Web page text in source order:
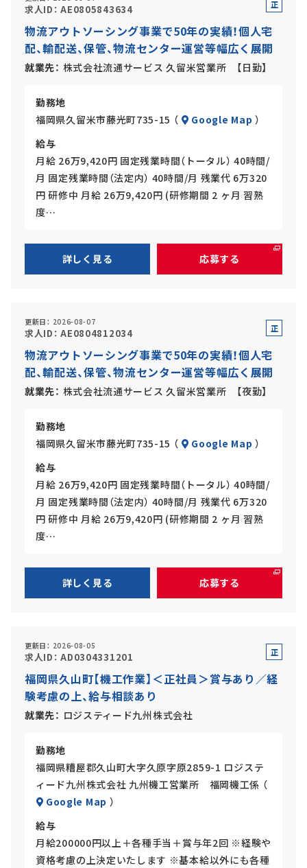
求人ID AE0805843634
正
員
物流アウトソーシング事業で50年の実績！個人宅
配、輸配送、保管、物流センター運営等幅広く展開
就業先 株式会社流通サービス 久留米営業所 【日勤】
勤務地
福岡県久留米市藤光町735-15 （
Google Map ）
給与
月給 26万9,420円 固定残業時間（トータル） 40時間/
月 固定残業時間（法定内） 40時間/月 残業代 6万320
円 研修中 月給 26万9,420円 (研修期間 2 ヶ月 習熟
度…
詳しく見る 応募する
更新日 2026-08-07
求人ID AE0804812034
正
員
物流アウトソーシング事業で50年の実績！個人宅
配、輸配送、保管、物流センター運営等幅広く展開
就業先 株式会社流通サービス 久留米営業所 【夜勤】
勤務地
福岡県久留米市藤光町735-15 （
Google Map ）
給与
月給 26万9,420円 固定残業時間（トータル） 40時間/
月 固定残業時間（法定内） 40時間/月 残業代 6万320
円 研修中 月給 26万9,420円 (研修期間 2 ヶ月 習熟
度…
詳しく見る 応募する
更新日 2026-08-05
求人ID AD0304331201
正
員
福岡県久山町【機工作業】＜正社員＞賞与あり／経
験考慮の上、給与相談あり
就業先 ロジスティード九州株式会社
勤務地
福岡県糟屋郡久山町大字久原字原2859-1 ロジステ
ィード九州株式会社 九州機工営業所 福岡機工係 （
Google Map ）
給与
月給200000円以上＋各種手当＋賞与年2回 ※経験や
資格考慮の上決定いたします ※基本給以外にも各種